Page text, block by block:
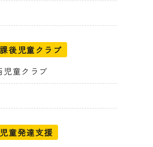
後児童クラブ
児童クラブ
童発達支援